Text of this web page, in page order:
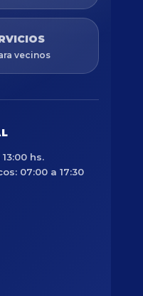
vecinos
hs.
07:00 a 17:30